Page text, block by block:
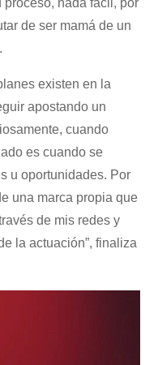
proceso, nada fácil, por
de ser mamá de un
existen en la
apostando un
cuando
es cuando se
u oportunidades. Por
una marca propia que
de mis redes y
la actuación”, finaliza